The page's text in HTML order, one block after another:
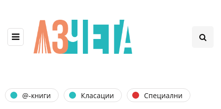
@-книги Класации Специални